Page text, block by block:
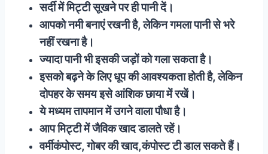
सर्दी में मिट्टी सूखने पर ही पानी दें।
आपको नमी बनाएं रखनी है, लेकिन गमला पानी से भरे
नहीं रखना है।
ज्यादा पानी भी इसकी जड़ों को गला सकता है।
इसको बढ़ने के लिए धूप की आवश्यकता होती है, लेकिन
दोपहर के समय इसे आंशिक छाया में रखें।
ये मध्यम तापमान में उगने वाला पौधा है।
आप मिट्टी में जैविक खाद डालते रहें।
वर्मीकंपोस्ट, गोबर की खाद,कंपोस्ट टी डाल सकते हैं।